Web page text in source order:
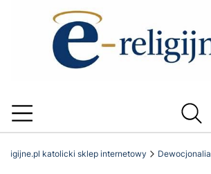
katolicki sklep internetowy Dewocjonalia